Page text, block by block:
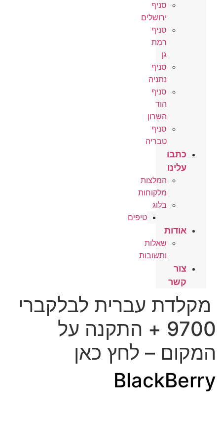
סניף
ירושלים
סניף
רמת
גן
סניף
נתניה
סניף
הוד
השרון
סניף
טבריה
כתבו
עלינו
המלצות
מלקוחות
בלוג
טיפים
אודות
שאלות
ותשובות
צור
קשר
מקלדת עברית לבלקברי
9700 + התקנה על
המקום – לחץ כאן
BlackBerry